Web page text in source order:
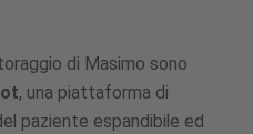
di Masimo sono
, una piattaforma di
paziente espandibile ed